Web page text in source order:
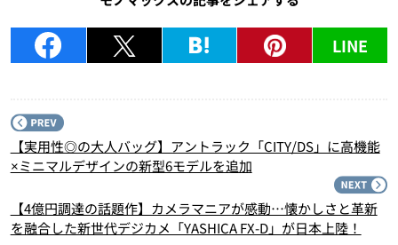
LINE
【実用性◎の大人バッグ】アントラック「CITY/DS」に高機能
×ミニマルデザインの新型6モデルを追加
【4億円調達の話題作】カメラマニアが感動…懐かしさと革新
を融合した新世代デジカメ「YASHICA FX-D」が日本上陸！